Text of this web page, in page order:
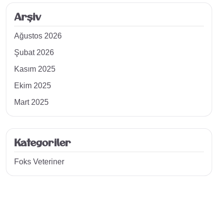
Arşiv
Ağustos 2026
Şubat 2026
Kasım 2025
Ekim 2025
Mart 2025
Kategoriler
Foks Veteriner